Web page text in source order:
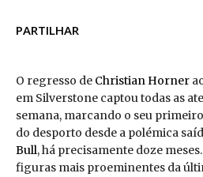
PARTILHAR
O regresso de Christian Horner
em Silverstone captou todas as
semana, marcando o seu
do desporto desde a polémica
Bull, há precisamente doze
figuras mais proeminentes da